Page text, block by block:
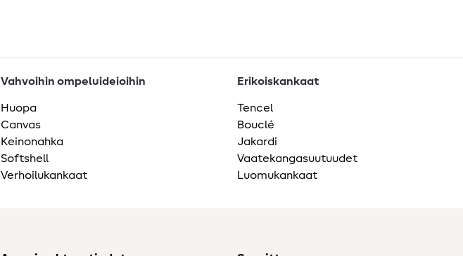
Vahvoihin ompeluideioihin
Huopa
Canvas
Keinonahka
Softshell
Verhoilukankaat
Erikoiskankaat
Tencel
Bouclé
Jakardi
Vaatekangasuutuudet
Luomukankaat